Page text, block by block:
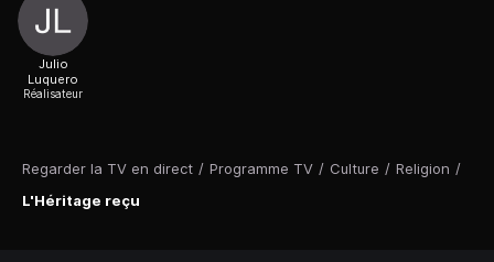
Regarder la TV en direct / Programme TV / Culture / Religion /
L'Héritage reçu
Julio
Luquero
Réalisateur